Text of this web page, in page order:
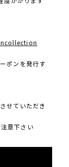
ポンを発行す
せていただき
意下さい